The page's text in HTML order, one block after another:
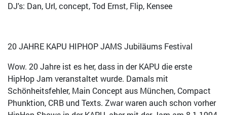
DJ's: Dan, Url, concept, Tod Ernst, Flip, Kensee
20 JAHRE KAPU HIPHOP JAMS Jubiläums Festival
Wow. 20 Jahre ist es her, dass in der KAPU die erste
HipHop Jam veranstaltet wurde. Damals mit
Schönheitsfehler, Main Concept aus München, Compact
Phunktion, CRB und Texts. Zwar waren auch schon vorher